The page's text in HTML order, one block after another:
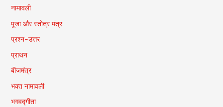
नामावली
पूजा और स्तोत्र मंत्र
प्रश्न-उत्तर
प्राथन
बीजमंत्र
भक्त नामावली
भगवद्गीता